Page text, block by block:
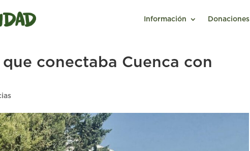
Información Donaciones
conectaba Cuenca con